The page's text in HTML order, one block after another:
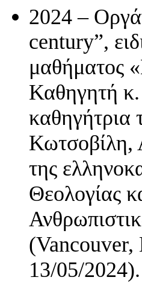
2024 –
century”,
μαθήματος
Καθηγητή
καθηγήτρια
Κωτσοβίλη,
της
Θεολογίας
13/05/2024).